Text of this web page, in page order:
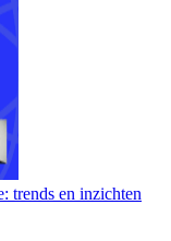
trends en inzichten